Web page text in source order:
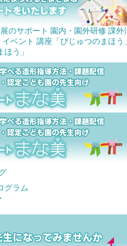
のサポート 園内・園外研修 課外
イベント 講座「びじゅつのまほう
う」
グラム